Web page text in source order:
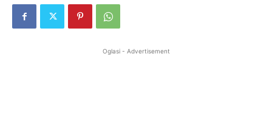
Oglasi - Advertisement